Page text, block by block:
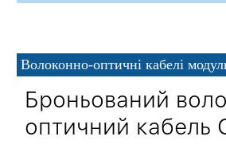
Волоконно-оптичні кабелі
Броньований
оптичний кабель